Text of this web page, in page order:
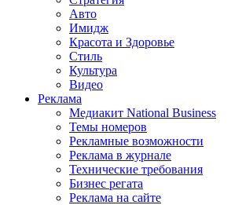
Авто
Имидж
Красота и Здоровье
Стиль
Культура
Видео
Реклама
Медиакит National Business
Темы номеров
Рекламные возможности
Реклама в журнале
Технические требования
Бизнес регата
Реклама на сайте